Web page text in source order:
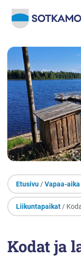
Etusivu /Vapaa-
Liikuntapaikat /
Kodat ja